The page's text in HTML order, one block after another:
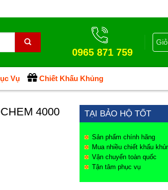
0965 871 759
Chiết Khấu Khủng
Vụ
4000
TẠI BẢO HỘ TỐT
Sản phẩm chính hãng
Mua nhiều chiết khấu
Vận chuyển toàn quốc
Tận tâm phục vụ